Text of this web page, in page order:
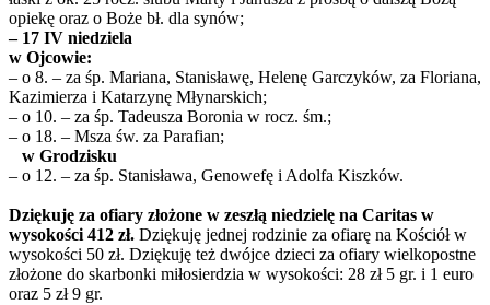
opiekę oraz o Boże bł. dla synów;
– 17 IV niedziela
w Ojcowie:
– o 8. – za śp. Mariana, Stanisławę, Helenę Garczyków, za Floriana,
Kazimierza i Katarzynę Młynarskich;
– o 10. – za śp. Tadeusza Boronia w rocz. śm.;
– o 18. – Msza św. za Parafian;
w Grodzisku
– o 12. – za śp. Stanisława, Genowefę i Adolfa Kiszków.
Dziękuję za ofiary złożone w zeszłą niedzielę na Caritas w
wysokości 412 zł. Dziękuję jednej rodzinie za ofiarę na Kościół w
wysokości 50 zł. Dziękuję też dwójce dzieci za ofiary wielkopostne
złożone do skarbonki miłosierdzia w wysokości: 28 zł 5 gr. i 1 euro
oraz 5 zł 9 gr.